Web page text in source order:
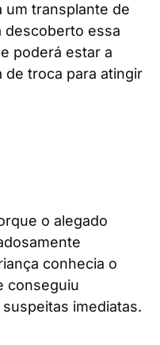
um transplante de
descoberto essa
poderá estar a
de troca para atingir
o alegado
conhecia o
conseguiu
imediatas.